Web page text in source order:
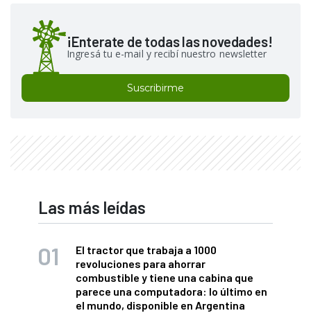
¡Enterate de todas las novedades!
Ingresá tu e-mail y recibí nuestro newsletter
Suscribirme
Las más leídas
El tractor que trabaja a 1000
revoluciones para ahorrar
combustible y tiene una cabina que
parece una computadora: lo último en
el mundo, disponible en Argentina